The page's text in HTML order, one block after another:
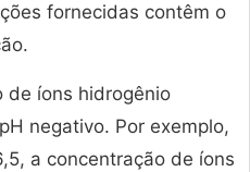
fornecidas contêm o
de íons hidrogênio
negativo. Por exemplo,
a concentração de íons